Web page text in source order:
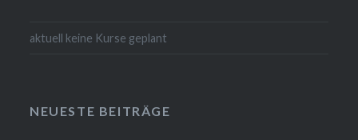
aktuell keine Kurse geplant
NEUESTE BEITRÄGE